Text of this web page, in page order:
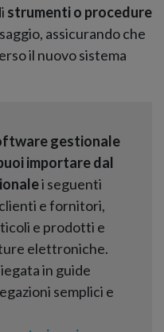
strumenti o procedure
assicurando che
il nuovo sistema
gestionale
importare dal
i seguenti
e fornitori,
e prodotti e
elettroniche.
in guide
semplici e